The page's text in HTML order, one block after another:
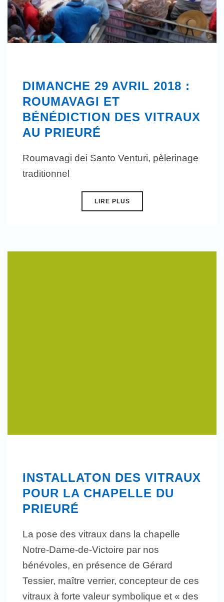
DIMANCHE 29 AVRIL 2018 :
ROUMAVAGI ET
BÉNÉDICTION DES VITRAUX
AU PRIEURÉ
Roumavagi dei Santo Venturi, pèlerinage
traditionnel
LIRE PLUS
INSTALLATON DES VITRAUX
POUR LA CHAPELLE DU
PRIEURÉ
La pose des vitraux dans la chapelle
Notre-Dame-de-Victoire par nos
bénévoles, en présence de Gérard
Tessier, maître verrier, concepteur de ces
vitraux à forte valeur symbolique et « des